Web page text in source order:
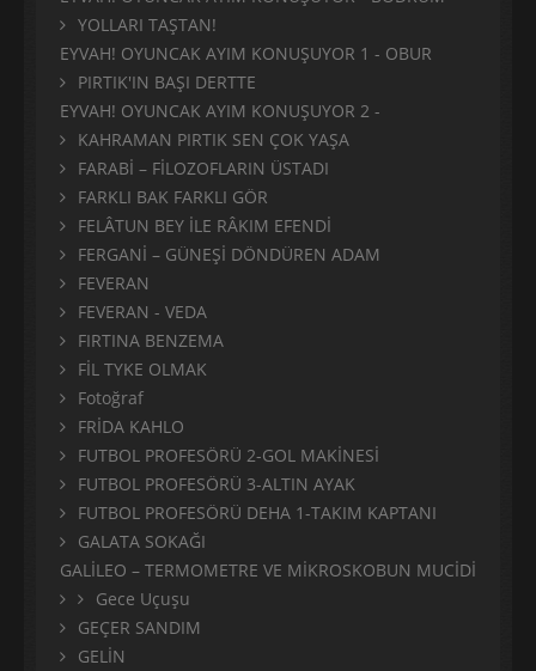
YOLLARI TAŞTAN!
EYVAH! OYUNCAK AYIM KONUŞUYOR 1 - OBUR
PIRTIK'IN BAŞI DERTTE
EYVAH! OYUNCAK AYIM KONUŞUYOR 2 -
KAHRAMAN PIRTIK SEN ÇOK YAŞA
FARABİ – FİLOZOFLARIN ÜSTADI
FARKLI BAK FARKLI GÖR
FELÂTUN BEY İLE RÂKIM EFENDİ
FERGANİ – GÜNEŞİ DÖNDÜREN ADAM
FEVERAN
FEVERAN - VEDA
FIRTINA BENZEMA
FİL TYKE OLMAK
Fotoğraf
FRİDA KAHLO
FUTBOL PROFESÖRÜ 2-GOL MAKİNESİ
FUTBOL PROFESÖRÜ 3-ALTIN AYAK
FUTBOL PROFESÖRÜ DEHA 1-TAKIM KAPTANI
GALATA SOKAĞI
GALİLEO – TERMOMETRE VE MİKROSKOBUN MUCİDİ
Gece Uçuşu
GEÇER SANDIM
GELİN